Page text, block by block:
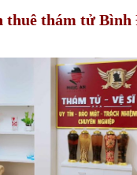
thuê thám tử Bình